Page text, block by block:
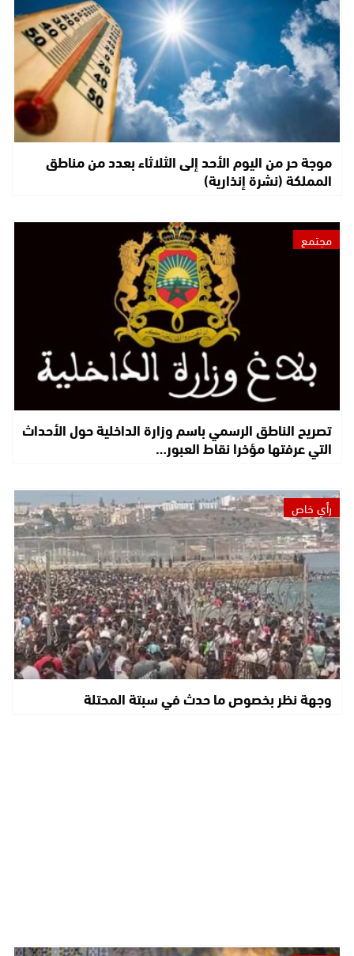
موجة حر من اليوم الأحد إلى الثلاثاء بعدد من مناطق
المملكة (نشرة إنذارية)
مجتمع
تصريح الناطق الرسمي باسم وزارة الداخلية حول الأحداث
التي عرفتها مؤخرا نقاط العبور…
رأي خاص
وجهة نظر بخصوص ما حدث في سبتة المحتلة